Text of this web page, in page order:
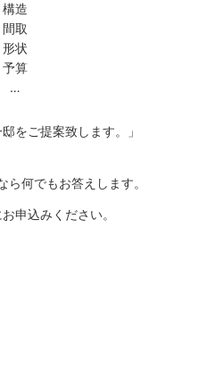
構造
間取
形状
予算
…
をご提案致します。」
ら何でもお答えします。
申込みください。